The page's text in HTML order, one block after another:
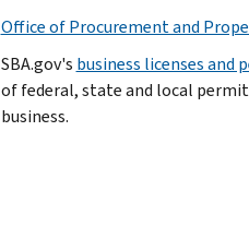
Office of Procurement and
SBA.gov's business licenses and
of federal, state and local
business.